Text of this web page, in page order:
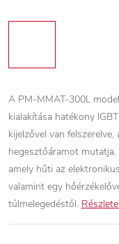
A PM-MMAT-300L
kialakítása hatékony
kijelzővel van
hegesztőáramot mutatja.
amely hűti az
valamint egy
túlmelegedéstől.